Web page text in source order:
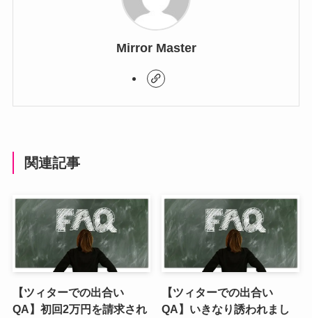
Mirror Master
関連記事
【ツィターでの出合い
QA】初回2万円を請求され
【ツィターでの出合い
QA】いきなり誘われまし